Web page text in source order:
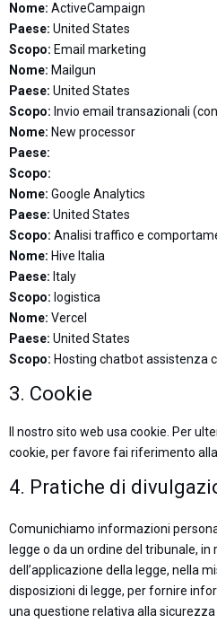
Nome: ActiveCampaign
Paese: United States
Scopo: Email marketing
Nome: Mailgun
Paese: United States
Scopo: Invio email transazionali
Nome: New processor
Paese:
Scopo:
Nome: Google Analytics
Paese: United States
Scopo: Analisi traffico e
Nome: Hive Italia
Paese: Italy
Scopo: logistica
Nome: Vercel
Paese: United States
Scopo: Hosting chatbot assistenza
3. Cookie
Il nostro sito web usa cookie. Per
cookie, per favore fai riferimento
4. Pratiche di
Comunichiamo informazioni
legge o da un ordine del tribunale,
dell’applicazione della legge, nella
disposizioni di legge, per fornire
una questione relativa alla sicurezza